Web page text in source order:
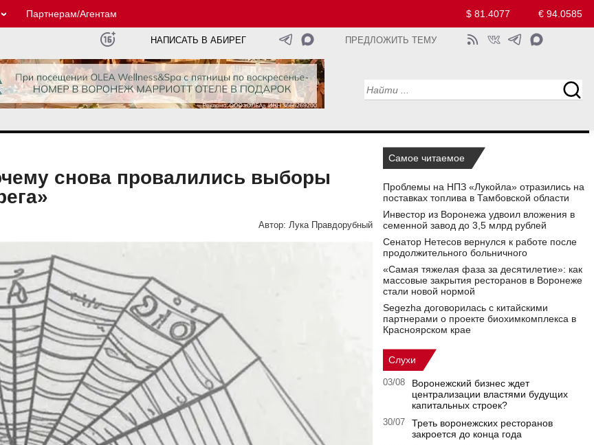
Партнерам/Агентам $ 81.4077 € 94.0585
НАПИСАТЬ В АБИРЕГ ПРЕДЛОЖИТЬ ТЕМУ
снова провалились выборы
Автор: Лука Правдорубный
Самое читаемое
Проблемы на НПЗ «Лукойла» отразились на
поставках топлива в Тамбовской области
Инвестор из Воронежа удвоил вложения в
семенной завод до 3,5 млрд рублей
Сенатор Нетесов вернулся к работе после
продолжительного больничного
«Самая тяжелая фаза за десятилетие»: как
массовые закрытия ресторанов в Воронеже
стали новой нормой
Segezha договорилась с китайскими
партнерами о проекте биохимкомплекса в
Красноярском крае
Слухи
03/08
Воронежский бизнес ждет
централизации властями будущих
капитальных строек?
30/07
Треть воронежских ресторанов
закроется до конца года